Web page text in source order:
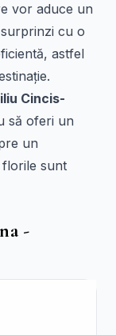
vor aduce un
cu o
astfel
Cincis-
să oferi un
un
florile sunt
-